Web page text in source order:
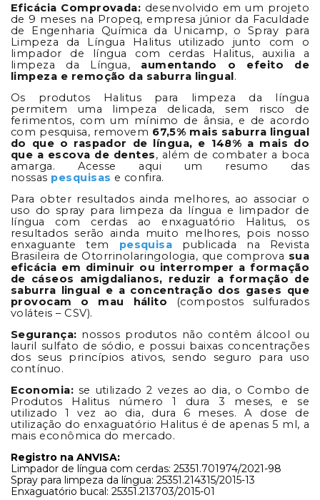
Eficácia Comprovada: desenvolvido em um projeto
de 9 meses na Propeq, empresa júnior da Faculdade
de Engenharia Química da Unicamp, o Spray para
Limpeza da Língua Halitus utilizado junto com o
limpador de língua com cerdas Halitus, auxilia a
limpeza da Língua, aumentando o efeito de
limpeza e remoção da saburra lingual.
Os produtos Halitus para limpeza da língua
permitem uma limpeza delicada, sem risco de
ferimentos, com um mínimo de ânsia, e de acordo
com pesquisa, removem 67,5% mais saburra lingual
do que o raspador de língua, e 148% a mais do
que a escova de dentes, além de combater a boca
amarga. Acesse aqui um resumo das
nossas pesquisas e confira.
Para obter resultados ainda melhores, ao associar o
uso do spray para limpeza da língua e limpador de
língua com cerdas ao enxaguatório Halitus, os
resultados serão ainda muito melhores, pois nosso
enxaguante tem pesquisa publicada na Revista
Brasileira de Otorrinolaringologia, que comprova sua
eficácia em diminuir ou interromper a formação
de cáseos amigdalianos, reduzir a formação de
saburra lingual e a concentração dos gases que
provocam o mau hálito (compostos sulfurados
voláteis – CSV).
Segurança: nossos produtos não contêm álcool ou
lauril sulfato de sódio, e possui baixas concentrações
dos seus princípios ativos, sendo seguro para uso
contínuo.
Economia: se utilizado 2 vezes ao dia, o Combo de
Produtos Halitus número 1 dura 3 meses, e se
utilizado 1 vez ao dia, dura 6 meses. A dose de
utilização do enxaguatório Halitus é de apenas 5 ml, a
mais econômica do mercado.
Registro na ANVISA:
Limpador de língua com cerdas: 25351.701974/2021-98
Spray para limpeza da língua: 25351.214315/2015-13
Enxaguatório bucal: 25351.213703/2015-01